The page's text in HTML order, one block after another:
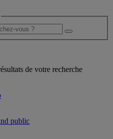
de votre recherche
public